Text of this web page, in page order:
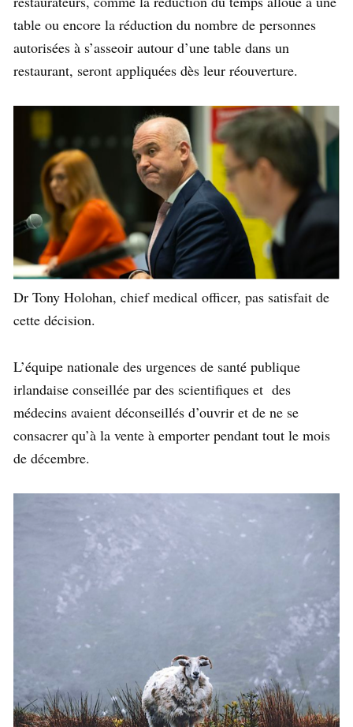
table ou encore la réduction du nombre de personnes
autorisées à s’asseoir autour d’une table dans un
restaurant, seront appliquées dès leur réouverture.
Dr Tony Holohan, chief medical officer, pas satisfait de
cette décision.
L’équipe nationale des urgences de santé publique
irlandaise conseillée par des scientifiques et des
médecins avaient déconseillés d’ouvrir et de ne se
consacrer qu’à la vente à emporter pendant tout le mois
de décembre.